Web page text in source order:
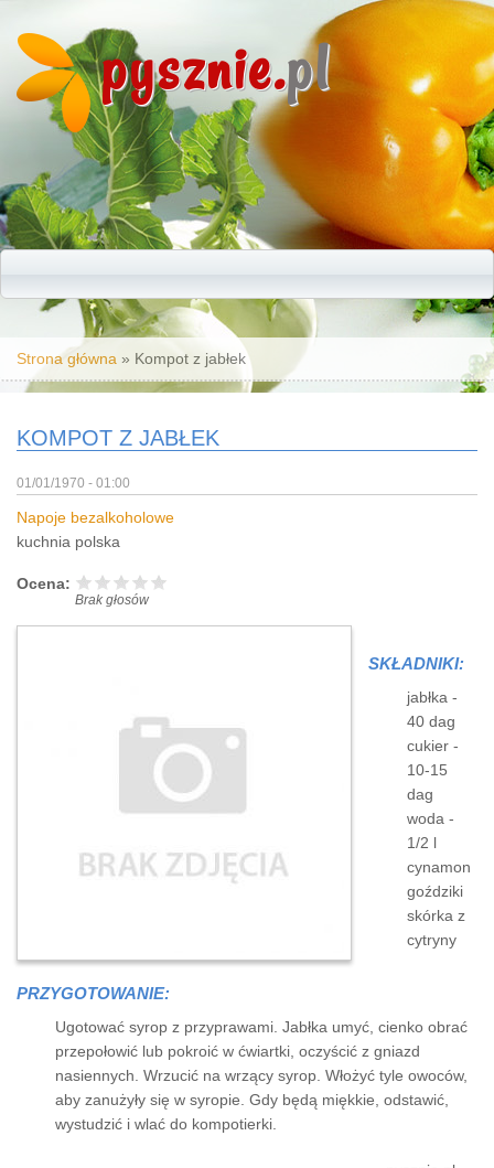
pysznie.pl
Jesteś tutaj
Strona główna » Kompot z jabłek
KOMPOT Z JABŁEK
01/01/1970 - 01:00
Napoje bezalkoholowe
kuchnia polska
Ocena:
Brak głosów
SKŁADNIKI:
jabłka -
40 dag
cukier -
10-15
dag
woda -
1/2 l
cynamon
goździki
skórka z
cytryny
PRZYGOTOWANIE:
Ugotować syrop z przyprawami. Jabłka umyć, cienko obrać
przepołowić lub pokroić w ćwiartki, oczyścić z gniazd
nasiennych. Wrzucić na wrzący syrop. Włożyć tyle owoców,
aby zanużyły się w syropie. Gdy będą miękkie, odstawić,
wystudzić i wlać do kompotierki.